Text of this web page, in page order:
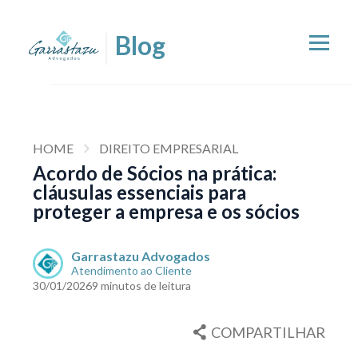
HOME DIREITO EMPRESARIAL
Acordo de Sócios na prática:
cláusulas essenciais para
proteger a empresa e os sócios
Garrastazu Advogados
Atendimento ao Cliente
30/01/20269 minutos de leitura
COMPARTILHAR